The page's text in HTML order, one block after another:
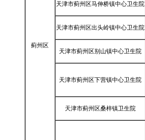
蓟州区
天津市蓟州区马伸桥镇中心卫生院
天津市蓟州区出头岭镇中心卫生院
天津市蓟州区别山镇中心卫生院
天津市蓟州区下营镇中心卫生院
天津市蓟州区桑梓镇卫生院